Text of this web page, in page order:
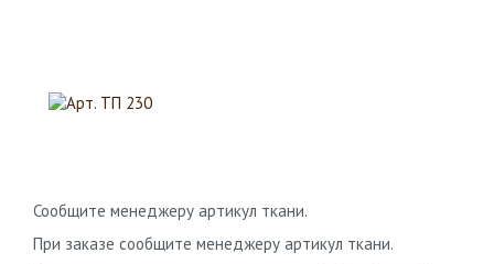
Сообщите менеджеру артикул ткани.
При заказе сообщите менеджеру артикул ткани.